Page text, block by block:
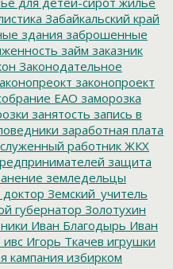
Забайкальский край
здания заброшенные
займ заказник
Законодательное
законопроект
ЕАО заморозка
занятость запись в
заработная плата
работник ЖКХ
защита
земледельцы
доктор Земский_учитель
губернатор Золотухин
Иван Благодырь Иван
ивс Игорь Ткачев игрушки
кампания избирком